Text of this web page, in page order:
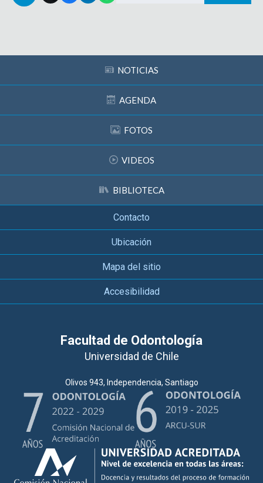
NOTICIAS
AGENDA
FOTOS
VIDEOS
BIBLIOTECA
Contacto
Ubicación
Mapa del sitio
Accesibilidad
Facultad de Odontología
Universidad de Chile
Olivos 943, Independencia, Santiago